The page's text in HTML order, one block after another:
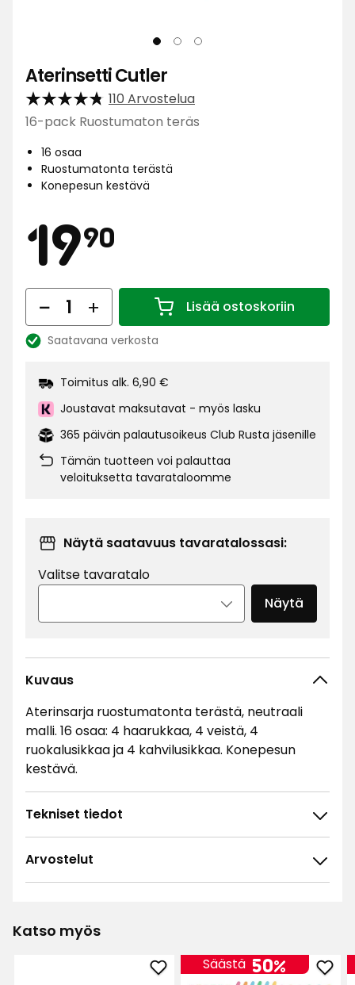
Aterinsetti Cutler
110 Arvostelua
16-pack Ruostumaton teräs
16 osaa
Ruostumatonta terästä
Konepesun kestävä
Hinta
1990
€
Määrä Lisää ostoskoriin
Määrä 1
KatsoSaatavana verkosta
Toimitus alk. 6,90 €
Joustavat maksutavat - myös lasku
365 päivän palautusoikeus Club Rusta jäsenille
Tämän tuotteen voi palauttaa
veloituksetta tavarataloomme
Näytä saatavuus tavaratalossasi:
Valitse tavaratalo
Näytä
Kuvaus
Aterinsarja ruostumatonta terästä, neutraali
malli. 16 osaa: 4 haarukkaa, 4 veistä, 4
ruokalusikkaa ja 4 kahvilusikkaa. Konepesun
kestävä.
Tekniset tiedot
Arvostelut
4.8
Katso myös
Lisää
Säästä 50%